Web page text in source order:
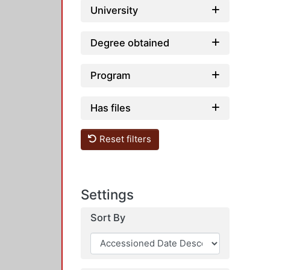
University
Degree obtained
Program
Has files
Reset filters
Settings
Sort By